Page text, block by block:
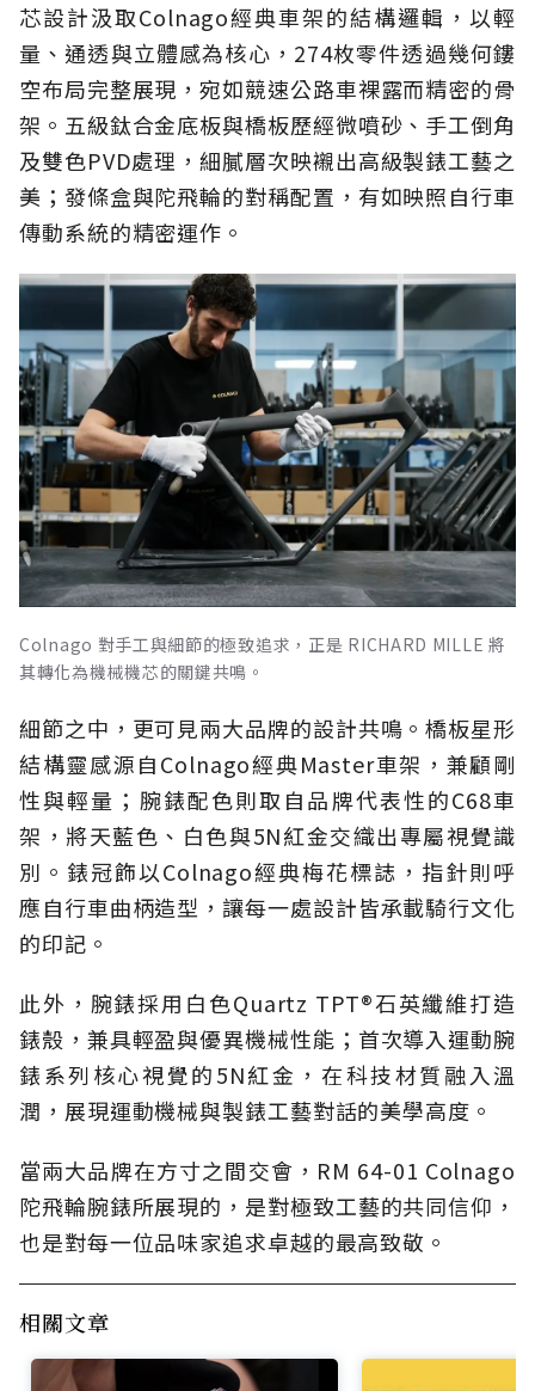
芯設計汲取Colnago經典車架的結構邏輯，以輕
量、通透與立體感為核心，274枚零件透過幾何鏤
空布局完整展現，宛如競速公路車裸露而精密的骨
架。五級鈦合金底板與橋板歷經微噴砂、手工倒角
及雙色PVD處理，細膩層次映襯出高級製錶工藝之
美；發條盒與陀飛輪的對稱配置，有如映照自行車
傳動系統的精密運作。
Colnago 對手工與細節的極致追求，正是 RICHARD MILLE 將
其轉化為機械機芯的關鍵共鳴。
細節之中，更可見兩大品牌的設計共鳴。橋板星形
結構靈感源自Colnago經典Master車架，兼顧剛
性與輕量；腕錶配色則取自品牌代表性的C68車
架，將天藍色、白色與5N紅金交織出專屬視覺識
別。錶冠飾以Colnago經典梅花標誌，指針則呼
應自行車曲柄造型，讓每一處設計皆承載騎行文化
的印記。
此外，腕錶採用白色Quartz TPT®石英纖維打造
錶殼，兼具輕盈與優異機械性能；首次導入運動腕
錶系列核心視覺的5N紅金，在科技材質融入溫
潤，展現運動機械與製錶工藝對話的美學高度。
當兩大品牌在方寸之間交會，RM 64-01 Colnago
陀飛輪腕錶所展現的，是對極致工藝的共同信仰，
也是對每一位品味家追求卓越的最高致敬。
相關文章